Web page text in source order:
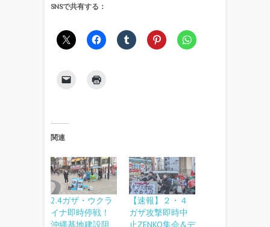
SNSで共有する：
関連
2.4ガザ・ウクラ
イナ即時停戦！
【速報】２・４
ガザ攻撃即時中